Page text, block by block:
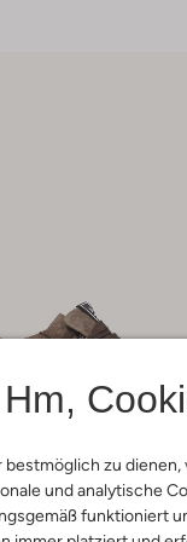
Hm,
bestmöglich zu
und analytische
funktioniert
Artikel